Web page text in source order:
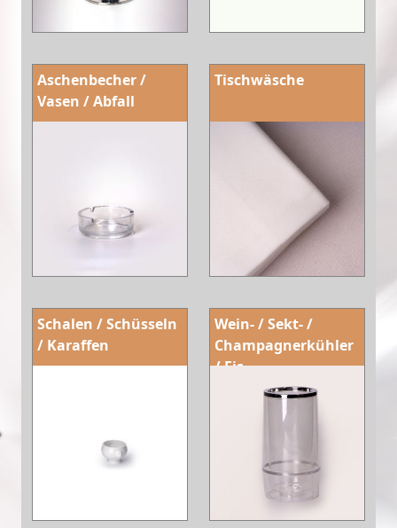
Aschenbecher /
Vasen / Abfall
Tischwäsche
Schalen / Schüsseln
/ Karaffen
Wein- / Sekt- /
Champagnerkühler
/ Eis